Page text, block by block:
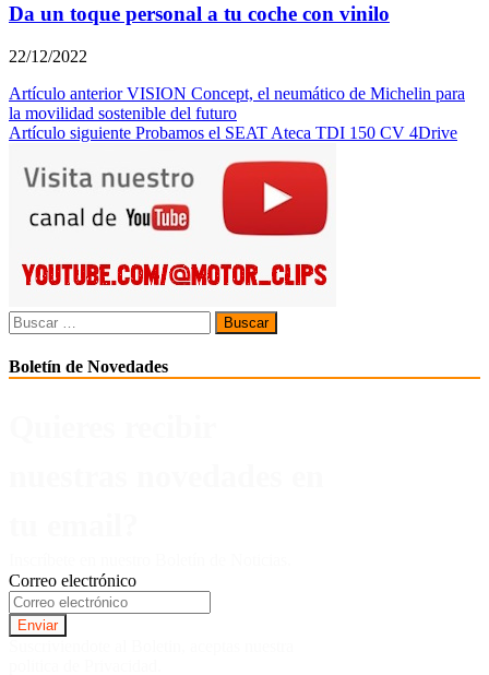
Da un toque personal a tu coche con vinilo
22/12/2022
Navegación
de
Artículo anterior VISION Concept, el neumático de Michelin para
la movilidad sostenible del futuro
Artículo siguiente Probamos el SEAT Ateca TDI 150 CV 4Drive
Buscar:
Boletín de Novedades
Correo electrónico